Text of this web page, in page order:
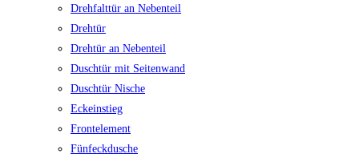
Drehfalttür an Nebenteil
Drehtür
Drehtür an Nebenteil
Duschtür mit Seitenwand
Duschtür Nische
Eckeinstieg
Frontelement
Fünfeckdusche